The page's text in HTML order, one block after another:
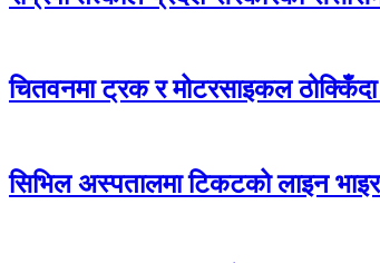
चितवनमा ट्रक र मोटरसाइकल
सिभिल अस्पतालमा टिकटको लाइन